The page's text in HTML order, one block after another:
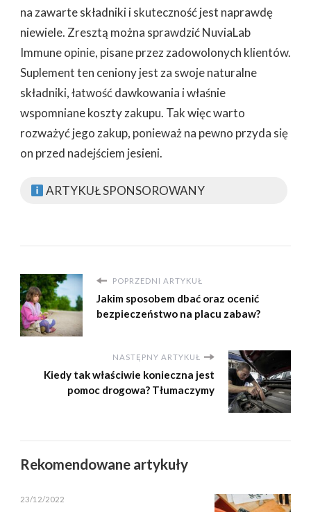
na zawarte składniki i skuteczność jest naprawdę
niewiele. Zresztą można sprawdzić NuviaLab
Immune opinie, pisane przez zadowolonych klientów.
Suplement ten ceniony jest za swoje naturalne
składniki, łatwość dawkowania i właśnie
wspomniane koszty zakupu. Tak więc warto
rozważyć jego zakup, ponieważ na pewno przyda się
on przed nadejściem jesieni.
ARTYKUŁ SPONSOROWANY
POPRZEDNI ARTYKUŁ
Jakim sposobem dbać oraz ocenić
bezpieczeństwo na placu zabaw?
NASTĘPNY ARTYKUŁ
Kiedy tak właściwie konieczna jest
pomoc drogowa? Tłumaczymy
Rekomendowane artykuły
23/12/2022